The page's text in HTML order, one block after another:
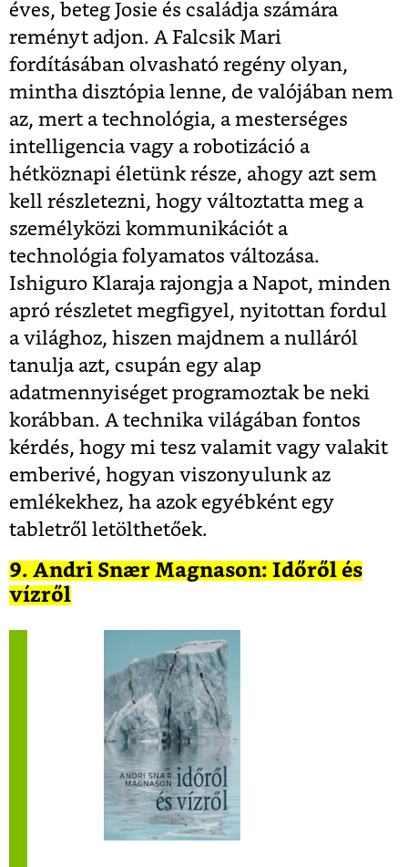
éves, beteg Josie és családja számára
reményt adjon. A Falcsik Mari
fordításában olvasható regény olyan,
mintha disztópia lenne, de valójában nem
az, mert a technológia, a mesterséges
intelligencia vagy a robotizáció a
hétköznapi életünk része, ahogy azt sem
kell részletezni, hogy változtatta meg a
személyközi kommunikációt a
technológia folyamatos változása.
Ishiguro Klaraja rajongja a Napot, minden
apró részletet megfigyel, nyitottan fordul
a világhoz, hiszen majdnem a nulláról
tanulja azt, csupán egy alap
adatmennyiséget programoztak be neki
korábban. A technika világában fontos
kérdés, hogy mi tesz valamit vagy valakit
emberivé, hogyan viszonyulunk az
emlékekhez, ha azok egyébként egy
tabletről letölthetőek.
9. Andri Snær Magnason: Időről és
vízről